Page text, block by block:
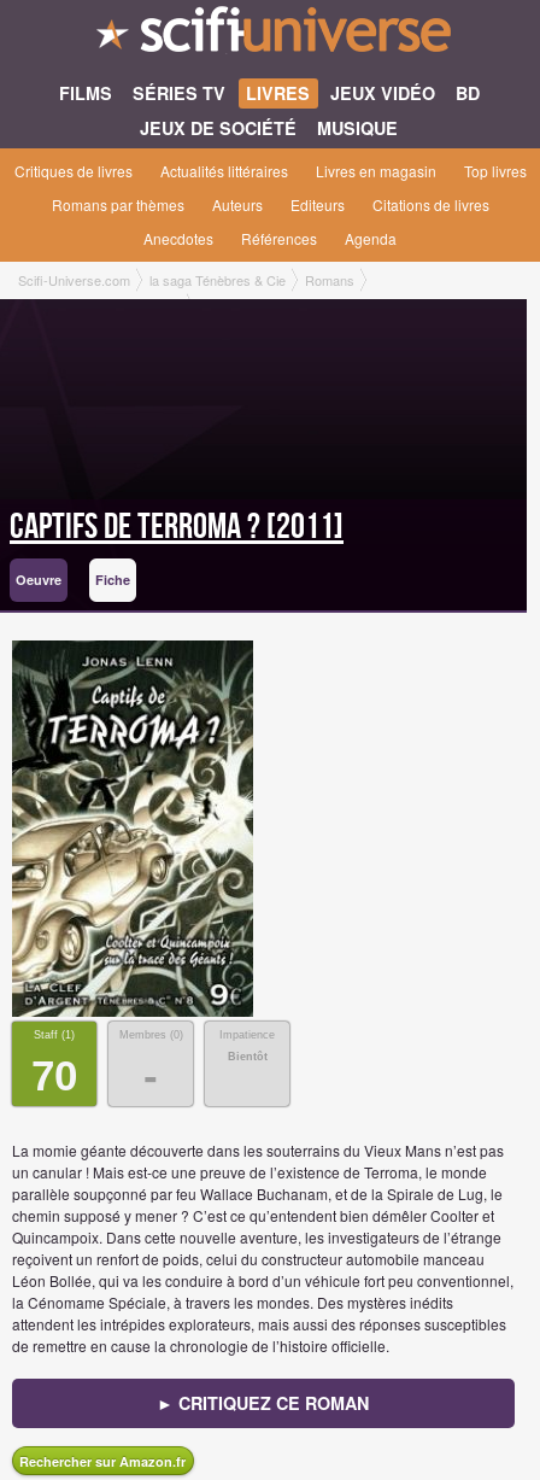
FILMS SÉRIES TV LIVRES JEUX VIDÉO
BD
JEUX DE SOCIÉTÉ
MUSIQUE
Critiques de livres Actualités littéraires Livres en magasin
Top livres
Romans par thèmes
Auteurs Editeurs
Citations de livres
Anecdotes
Références Agenda
Scifi-Universe.com la saga Ténèbres & Cie
Romans
Captifs de Terroma ? [2011]
Captifs de Terroma ? [2011]
Oeuvre Fiche
Staff (1)
70
Membres (0)
-
Impatience
Bientôt
La momie géante découverte dans les souterrains du Vieux Mans n’est pas
un canular ! Mais est-ce une preuve de l’existence de Terroma, le monde
parallèle soupçonné par feu Wallace Buchanam, et de la Spirale de Lug, le
chemin supposé y mener ? C’est ce qu’entendent bien démêler Coolter et
Quincampoix. Dans cette nouvelle aventure, les investigateurs de l’étrange
reçoivent un renfort de poids, celui du constructeur automobile manceau
Léon Bollée, qui va les conduire à bord d’un véhicule fort peu conventionnel,
la Cénomame Spéciale, à travers les mondes. Des mystères inédits
attendent les intrépides explorateurs, mais aussi des réponses susceptibles
de remettre en cause la chronologie de l’histoire officielle.
► CRITIQUEZ CE ROMAN
Rechercher sur Amazon.fr